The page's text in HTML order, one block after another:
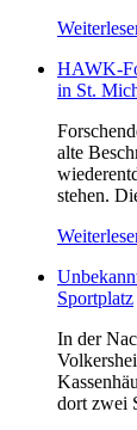
HAWK-
in St.
alte
stehen.
Sportplatz
In der
dort zwei